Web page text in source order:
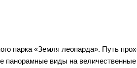
парка «Земля леопарда». Путь
панорамные виды на величественные